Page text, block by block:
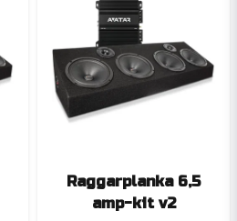
Raggarplanka 6,5
amp-kit v2